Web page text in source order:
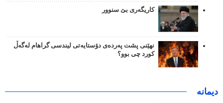
کاریگەری بێ سنوور
نهێنی پشت پەردەی دۆستایەتی لیندسی گراهام لەگەڵ
کورد چی بوو؟
دیمانە